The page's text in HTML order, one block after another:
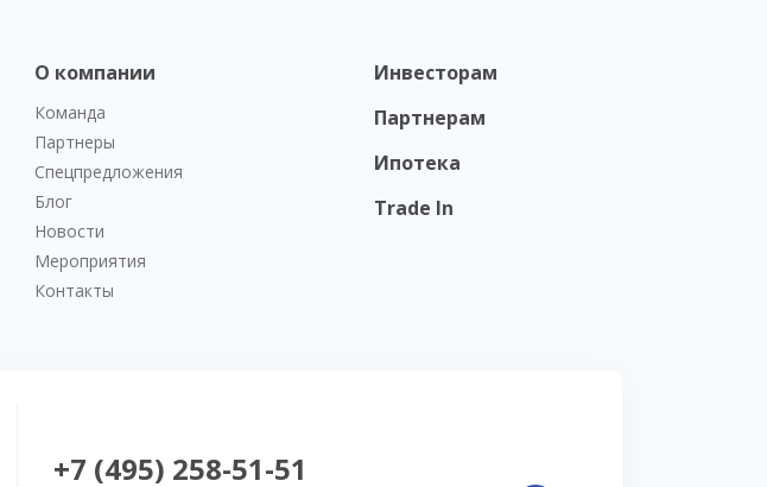
О компании
Команда
Партнеры
Спецпредложения
Блог
Новости
Мероприятия
Контакты
Инвесторам
Партнерам
Ипотека
Trade In
+7 (495) 258-51-51